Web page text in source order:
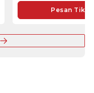
Pesan Tiket